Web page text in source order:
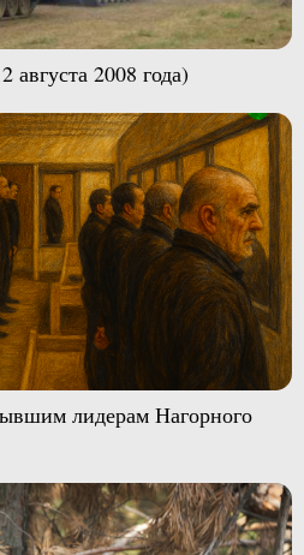
августа 2008 года)
лидерам Нагорного